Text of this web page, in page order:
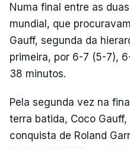
Numa final entre as
mundial, que
Gauff, segunda da
primeira, por 6-7 (5-7),
38 minutos.
Pela segunda vez na
terra batida, Coco
conquista de Roland